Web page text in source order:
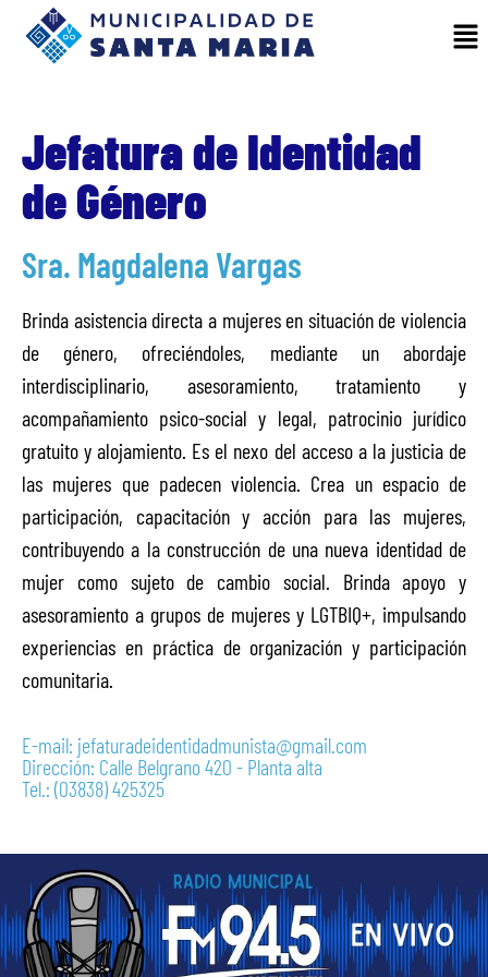
Jefatura de Identidad
de Género
Sra. Magdalena Vargas
Brinda asistencia directa a mujeres en situación de violencia
de género, ofreciéndoles, mediante un abordaje
interdisciplinario, asesoramiento, tratamiento y
acompañamiento psico-social y legal, patrocinio jurídico
gratuito y alojamiento. Es el nexo del acceso a la justicia de
las mujeres que padecen violencia. Crea un espacio de
participación, capacitación y acción para las mujeres,
contribuyendo a la construcción de una nueva identidad de
mujer como sujeto de cambio social. Brinda apoyo y
asesoramiento a grupos de mujeres y LGTBIQ+, impulsando
experiencias en práctica de organización y participación
comunitaria.
E-mail: jefaturadeidentidadmunista@gmail.com
Dirección: Calle Belgrano 420 - Planta alta
Tel.: (03838) 425325